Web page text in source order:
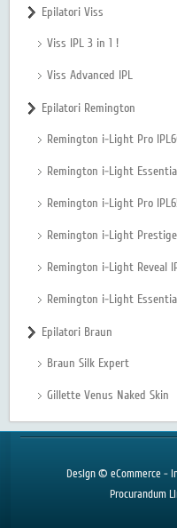
Epilatori Viss
Viss IPL 3 in 1 !
Viss Advanced IPL
Epilatori Remington
Remington i-Light Pro
Remington i-Light
Remington i-Light Pro
Remington i-Light Prestige
Remington i-Light Reveal
Remington i-Light
Epilatori Braun
Braun Silk Expert
Gillette Venus Naked Skin
Design © eCommerce -
Procurandum